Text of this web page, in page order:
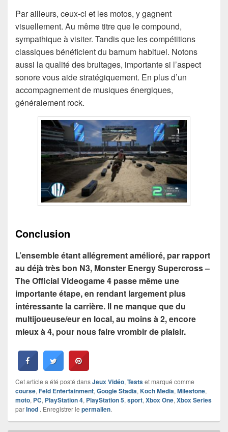
Par ailleurs, ceux-ci et les motos, y gagnent
visuellement. Au même titre que le compound,
sympathique à visiter. Tandis que les compétitions
classiques bénéficient du barnum habituel. Notons
aussi la qualité des bruitages, importante si l’aspect
sonore vous aide stratégiquement. En plus d’un
accompagnement de musiques énergiques,
généralement rock.
Conclusion
L’ensemble étant allégrement amélioré, par rapport
au déjà très bon N3, Monster Energy Supercross –
The Official Videogame 4 passe même une
importante étape, en rendant largement plus
intéressante la carrière. Il ne manque que du
multijoueuse/eur en local, au moins à 2, encore
mieux à 4, pour nous faire vrombir de plaisir.
Cet article a été posté dansJeux Vidéo, Testset marqué comme
course, Feld Entertainment, Google Stadia, Koch Media, Milestone,
moto, PC, PlayStation 4, PlayStation 5, sport, Xbox One, Xbox Series
parInod . Enregistrer le permalien.